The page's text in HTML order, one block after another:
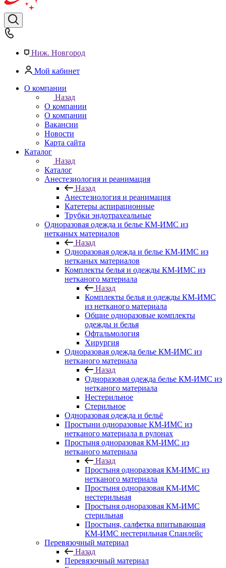
Ниж. Новгород
Мой кабинет
О компании
Назад
О компании
О компании
Вакансии
Новости
Карта сайта
Каталог
Назад
Каталог
Анестезиология и реанимация
Назад
Анестезиология и реанимация
Катетеры аспирационные
Трубки эндотрахеальные
Одноразовая одежда и белье КМ-ИМС из
нетканых материалов
Назад
Одноразовая одежда и белье КМ-ИМС из
нетканых материалов
Комплекты белья и одежды КМ-ИМС из
нетканого материала
Назад
Комплекты белья и одежды КМ-ИМС
из нетканого материала
Общие одноразовые комплекты
одежды и белья
Офтальмология
Хирургия
Одноразовая одежда белье КМ-ИМС из
нетканого материала
Назад
Одноразовая одежда белье КМ-ИМС из
нетканого материала
Нестерильное
Стерильное
Одноразовая одежда и бельё
Простыни одноразовые КМ-ИМС из
нетканого материала в рулонах
Простыня одноразовая КМ-ИМС из
нетканого материала
Назад
Простыня одноразовая КМ-ИМС из
нетканого материала
Простыня одноразовая КМ-ИМС
нестерильная
Простыня одноразовая КМ-ИМС
стерильная
Простыня, салфетка впитывающая
КМ-ИМС нестерильная Спанлейс
Перевязочный материал
Назад
Перевязочный материал